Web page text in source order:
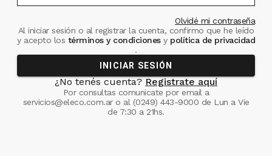
Olvidé mi contraseña
Al iniciar sesión o al registrar la cuenta, confirmo que he leído
y acepto los términos y condiciones ypolítica de privacidad
.
INICIAR SESIÓN
¿No tenés cuenta? Registrate aquí
Por consultas comunicate por email a
servicios@eleco.com.aro al (0249) 443-9000 de Lun a Vie
de 7:30 a 21hs.